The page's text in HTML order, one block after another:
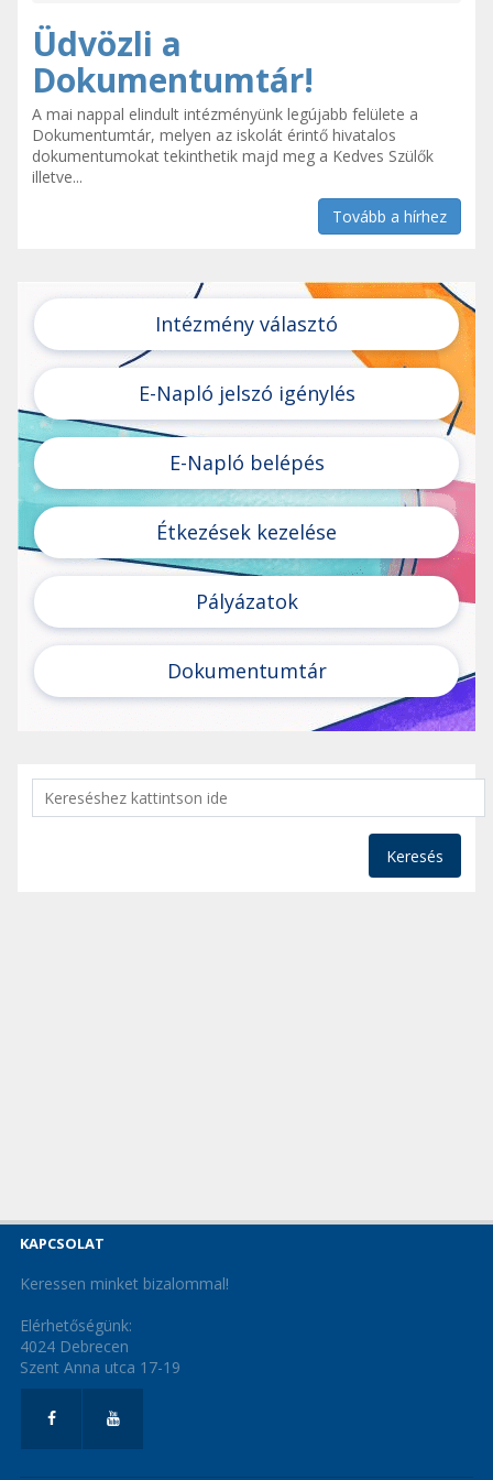
Üdvözli a
Dokumentumtár!
A mai nappal elindult intézményünk legújabb felülete a
Dokumentumtár, melyen az iskolát érintő hivatalos
dokumentumokat tekinthetik majd meg a Kedves Szülők
illetve...
Tovább a hírhez
Intézmény választó
E-Napló jelszó igénylés
E-Napló belépés
Étkezések kezelése
Pályázatok
Dokumentumtár
Keresés
KAPCSOLAT
Keressen minket bizalommal!
Elérhetőségünk:
4024 Debrecen
Szent Anna utca 17-19